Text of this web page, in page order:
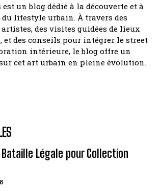
un blog dédié à la découverte et à
lifestyle urbain. À travers des
des visites guidées de lieux
et des conseils pour intégrer le street
intérieure, le blog offre un
cet art urbain en pleine évolution.
Légale pour Collection